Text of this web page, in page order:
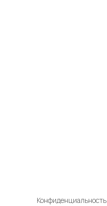
Конфиденциальность